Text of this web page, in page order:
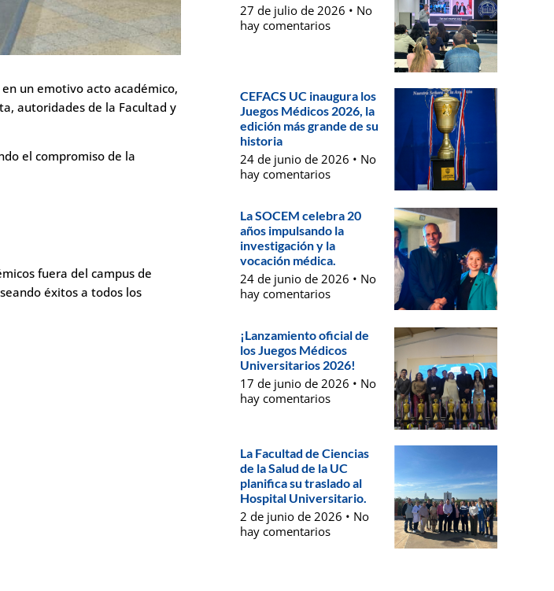
un emotivo acto académico,
autoridades de la Facultad y
el compromiso de la
fuera del campus de
éxitos a todos los
27 de julio de 2026
No
hay comentarios
CEFACS UC inaugura los
Juegos Médicos 2026, la
edición más grande de su
historia
24 de junio de 2026
No
hay comentarios
La SOCEM celebra 20
años impulsando la
investigación y la
vocación médica.
24 de junio de 2026
No
hay comentarios
¡Lanzamiento oficial de
los Juegos Médicos
Universitarios 2026!
17 de junio de 2026
No
hay comentarios
La Facultad de Ciencias
de la Salud de la UC
planifica su traslado al
Hospital Universitario.
2 de junio de 2026
No
hay comentarios